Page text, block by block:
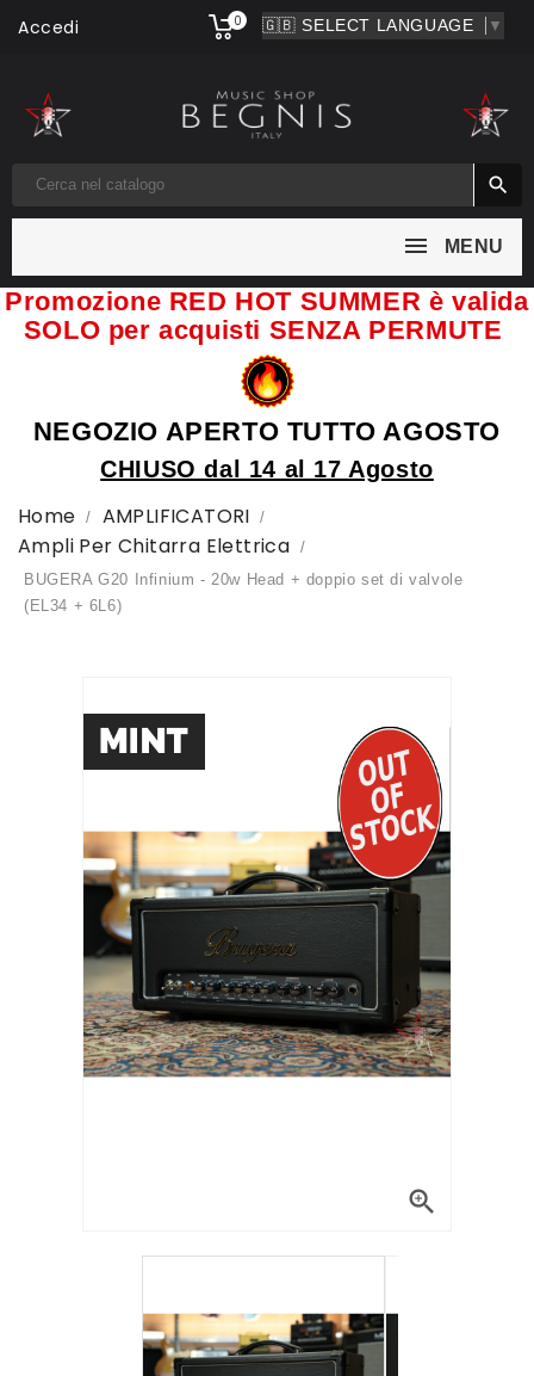
▼
Accedi 0

MENU
Promozione RED HOT SUMMER è valida
SOLO per acquisti SENZA PERMUTE
NEGOZIO APERTO TUTTO AGOSTO
CHIUSO dal 14 al 17 Agosto
Home
AMPLIFICATORI
Ampli Per Chitarra Elettrica
BUGERA G20 Infinium - 20w Head + doppio set di valvole
(EL34 + 6L6)
